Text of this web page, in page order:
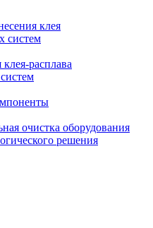
клея
систем
расплава
очистка оборудования
решения